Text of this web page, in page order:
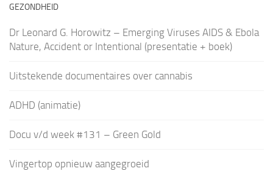
GEZONDHEID
Dr Leonard G. Horowitz – Emerging Viruses AIDS & Ebola
Nature, Accident or Intentional (presentatie + boek)
Uitstekende documentaires over cannabis
ADHD (animatie)
Docu v/d week #131 – Green Gold
Vingertop opnieuw aangegroeid